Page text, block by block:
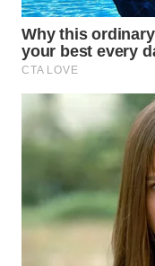
WAHANA
NEWS
WAHANA
TANI
WAHANA
WAHANA
INFRASTRUKTUR